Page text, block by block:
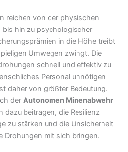
reichen von der physischen
bis hin zu psychologischer
in die Höhe treibt
Umwegen zwingt. Die
schnell und effektiv zu
Personal unnötigen
daher von größter Bedeutung.
derAutonomen Minenabwehr
dazu beitragen, die Resilienz
zu stärken und die Unsicherheit
Drohungen mit sich bringen.